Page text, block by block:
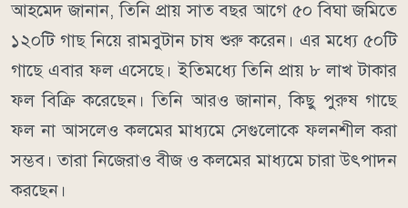
আহমেদ জানান, তিনি প্রায় সাত বছর আগে ৫০ বিঘা জমিতে
১২০টি গাছ নিয়ে রামবুটান চাষ শুরু করেন। এর মধ্যে ৫০টি
গাছে এবার ফল এসেছে। ইতিমধ্যে তিনি প্রায় ৮ লাখ টাকার
ফল বিক্রি করেছেন। তিনি আরও জানান, কিছু পুরুষ গাছে
ফল না আসলেও কলমের মাধ্যমে সেগুলোকে ফলনশীল করা
সম্ভব। তারা নিজেরাও বীজ ও কলমের মাধ্যমে চারা উৎপাদন
করছেন।